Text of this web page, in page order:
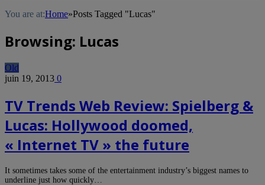
You are at:Home»Posts Tagged "Lucas"
Browsing: Lucas
Old
juin 19, 2013 0
TV Trends Web Review: Spielberg &
Lucas: Hollywood doomed,
« Internet TV » the future
It sometimes takes some of the entertainment industry’s biggest names to
underline just how quickly…